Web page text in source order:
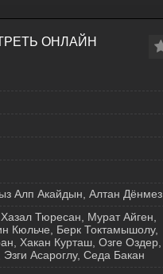
ОНЛАЙН
Алп Акайдын, Алтан Дёнмез
Тюресан, Мурат Айген,
Кюльче, Берк Токтамышолу,
Хакан Курташ, Озге Оздер,
Асароглу, Седа Бакан